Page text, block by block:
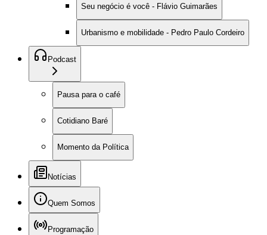
Seu negócio é você - Flávio Guimarães
Urbanismo e mobilidade - Pedro Paulo Cordeiro
Podcast
Pausa para o café
Cotidiano Baré
Momento da Política
Notícias
Quem Somos
Programação